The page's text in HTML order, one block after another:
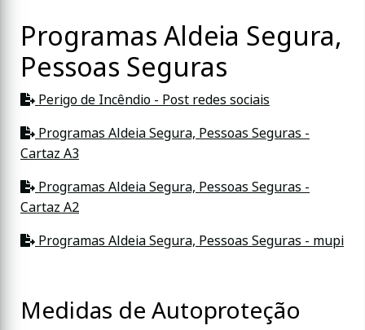
Programas Aldeia Segura,
Pessoas Seguras
Perigo de Incêndio - Post redes sociais
Programas Aldeia Segura, Pessoas Seguras -
Cartaz A3
Programas Aldeia Segura, Pessoas Seguras -
Cartaz A2
Programas Aldeia Segura, Pessoas Seguras - mupi
Medidas de Autoproteção